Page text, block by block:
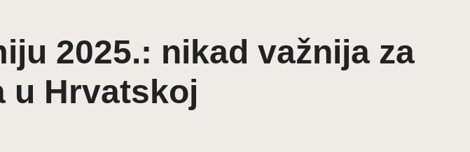
2025.: nikad važnija za
u Hrvatskoj